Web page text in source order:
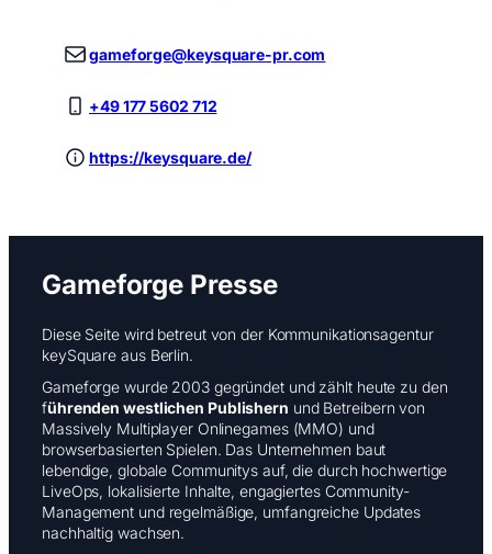
gameforge@keysquare-pr.com
+49 177 5602 712
https://keysquare.de/
Gameforge Presse
Diese Seite wird betreut von der Kommunikationsagentur
keySquare aus Berlin.
Gameforge wurde 2003 gegründet und zählt heute zu den
führenden westlichen Publishern und Betreibern von
Massively Multiplayer Onlinegames (MMO) und
browserbasierten Spielen. Das Unternehmen baut
lebendige, globale Communitys auf, die durch hochwertige
LiveOps, lokalisierte Inhalte, engagiertes Community-
Management und regelmäßige, umfangreiche Updates
nachhaltig wachsen.